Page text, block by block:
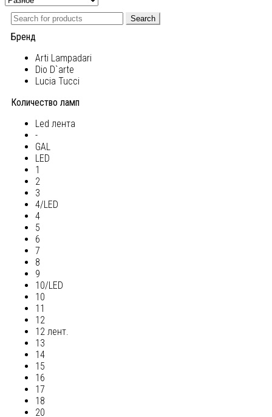
Search
Бренд
Arti Lampadari
Dio D`arte
Lucia Tucci
Количество ламп
Led лента
-
GAL
LED
1
2
3
4/LED
4
5
6
7
8
9
10/LED
10
11
12
12 лент.
13
14
15
16
17
18
20